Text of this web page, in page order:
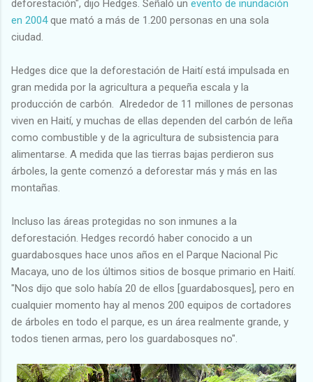
deforestación", dijo Hedges. Señaló un evento de inundación
en 2004que mató a más de 1.200 personas en una sola
ciudad.
Hedges dice que la deforestación de Haití está impulsada en
gran medida por la agricultura a pequeña escala y la
producción de carbón. Alrededor de 11 millones de personas
viven en Haití, y muchas de ellas dependen del carbón de leña
como combustible y de la agricultura de subsistencia para
alimentarse. A medida que las tierras bajas perdieron sus
árboles, la gente comenzó a deforestar más y más en las
montañas.
Incluso las áreas protegidas no son inmunes a la
deforestación. Hedges recordó haber conocido a un
guardabosques hace unos años en el Parque Nacional Pic
Macaya, uno de los últimos sitios de bosque primario en Haití.
"Nos dijo que solo había 20 de ellos [guardabosques], pero en
cualquier momento hay al menos 200 equipos de cortadores
de árboles en todo el parque, es un área realmente grande, y
todos tienen armas, pero los guardabosques no".